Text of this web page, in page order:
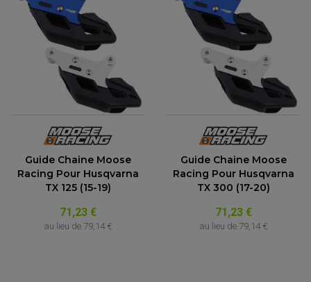
Guide Chaine Moose
Racing Pour Husqvarna
TX 125 (15-19)
71,23 €
au lieu de 79,14 €
Guide Chaine Moose
Racing Pour Husqvarna
TX 300 (17-20)
71,23 €
au lieu de 79,14 €